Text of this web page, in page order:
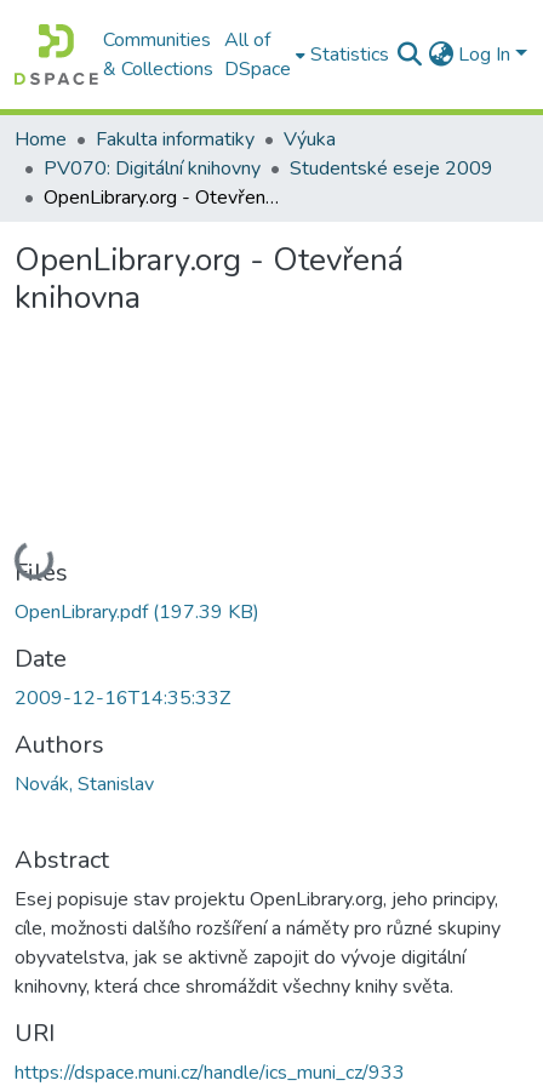
Communities
& Collections
All of
DSpace
Statistics Log In
Home Fakulta informatiky
Výuka
PV070: Digitální knihovny
Studentské eseje 2009
OpenLibrary.org - Otevřená knihovna
OpenLibrary.org - Otevřená
knihovna
Loading...
Files
OpenLibrary.pdf(197.39 KB)
Date
2009-12-16T14:35:33Z
Authors
Novák, Stanislav
Abstract
Esej popisuje stav projektu OpenLibrary.org, jeho principy,
cíle, možnosti dalšího rozšíření a náměty pro různé skupiny
obyvatelstva, jak se aktivně zapojit do vývoje digitální
knihovny, která chce shromáždit všechny knihy světa.
URI
https://dspace.muni.cz/handle/ics_muni_cz/933